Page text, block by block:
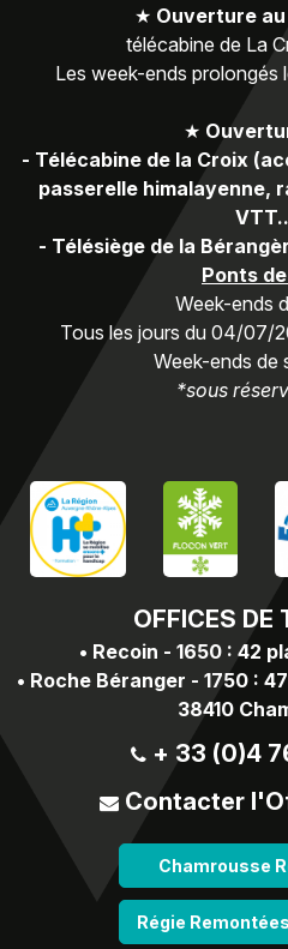
OFFICES DE
• Recoin - 1650 : 42
• Roche Béranger - 1750 :
38410
+ 33 (0)4
Contacter
Chamrousse
Régie
★ Ouverture
télécabine de La
Les week-ends prolongés
★
- Télécabine de la Croix
passerelle himalayenne,
- Télésiège de la
Ponts
Week-ends
Tous les jours du 04/07/
Week-ends de
*sous